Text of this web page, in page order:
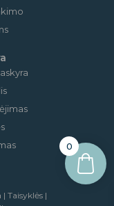
Taisyklės |
0